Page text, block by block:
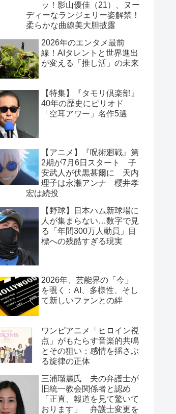
ッ！影山優佳（21）、ヌー
ディーなランジェリー姿解禁！
柔らかな曲線美大胆披露
2026年のエンタメ最前
線！AIタレントと世界進出
が変える「推し活」の未来
【特集】『タモリ倶楽部』
40年の歴史にピリオド
「空耳アワー」名作5選
【アニメ】『呪術廻戦』第
2期が7月6日スタート 子
安武人が伏黒甚爾に 天内
理子は永瀬アンナ 櫻井孝
宏は続投
【野球】日本ハム新球場に
人が集まらない…数字で見
る「年間300万人動員」目
標への残酷すぎる現実
2026年、芸能界の「今」
を覗く：AI、多様性、そし
て新しいファンとの絆
ワンピアニメ「ヒロイン視
点」がもたらす音楽的共鳴
とその狙い：感情を揺さぶ
る旋律の正体
三浦瑠麗氏 夫の弁護士が
旧統一教会関係者と認め
「正直、報道を見て驚いて
おります」 弁護士変更を